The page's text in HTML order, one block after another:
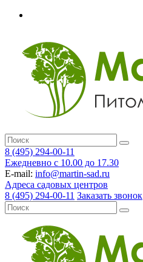
8 (495) 294-00-11
Ежедневно с 10.00 до 17.30
E-mail: info@martin-sad.ru
Адреса садовых центров
8 (495) 294-00-11 Заказать звонок